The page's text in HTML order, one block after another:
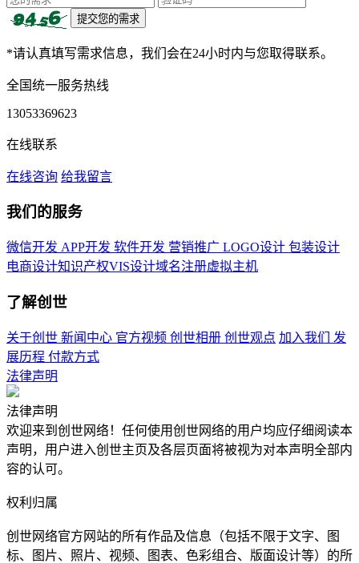
*请认真填写需求信息，我们会在24小时内与您取得联系。
全国统一服务热线
13053369623
在线联系
在线咨询 给我留言
我们的服务
微信开发 APP开发 软件开发 营销推广 LOGO设计 包装设计
电商设计知识产权VIS设计域名注册虚拟主机
了解创世
关于创世 新闻中心 官方视频 创世相册 创世观点 加入我们 发
展历程 付款方式
法律声明
法律声明
欢迎来到创世网络！任何使用创世网络的用户均应仔细阅读本
声明，用户进入创世主页及各层页面将被视为对本声明全部内
容的认可。
权利归属
创世网络官方网站的所有作品及信息（包括不限于文字、图
标、图片、照片、视频、图表、色彩组合、版面设计等）的所